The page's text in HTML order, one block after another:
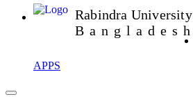
Rabindra University
Bangladesh
APPS